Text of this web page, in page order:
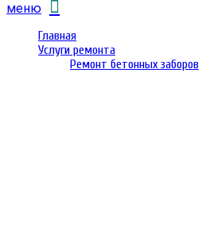
меню
Главная
Услуги ремонта
Ремонт бетонных заборов